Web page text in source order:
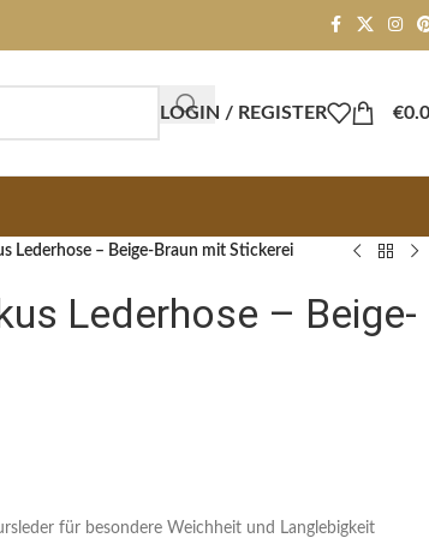
LOGIN / REGISTER €
Lederhose – Beige-Braun mit Stickerei
Lederhose – Beige-
für besondere Weichheit und Langlebigkeit